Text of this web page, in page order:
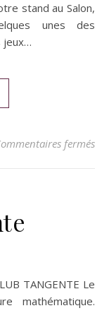
stand au Salon,
unes des
jeux…
fermés
mathématique.